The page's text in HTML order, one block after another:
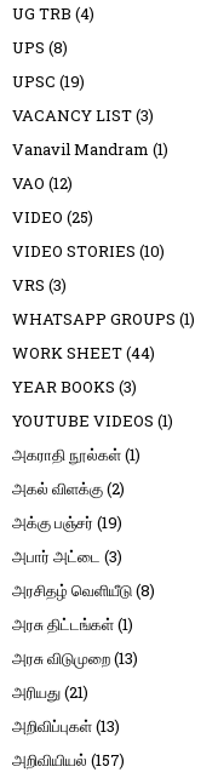
UG TRB (4)
UPS (8)
UPSC (19)
VACANCY LIST(3)
Vanavil Mandram (1)
VAO (12)
VIDEO (25)
VIDEO STORIES (10)
VRS (3)
WHATSAPP GROUPS (1)
WORK SHEET(44)
YEAR BOOKS (3)
YOUTUBE VIDEOS (1)
அகராதி நூல்கள்(1)
அகல் விளக்கு(2)
அக்கு பஞ்சர் (19)
அபார் அட்டை (3)
அரசிதழ் வெளியீடு(8)
அரசு திட்டங்கள்(1)
அரசு விடுமுறை(13)
அரியது(21)
அறிவிப்புகள்(13)
அறிவியியல் (157)